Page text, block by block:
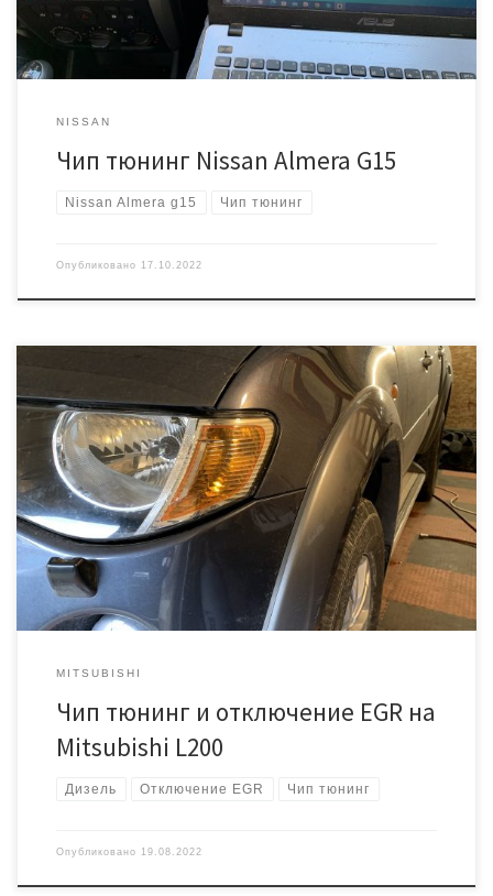
NISSAN
Чип тюнинг Nissan Almera G15
Nissan Almera g15 Чип тюнинг
Опубликовано 17.10.2022
Делаем идентификацию: Блок Denso SH7058 №1860A698
Калибровка 002713 Подготавливаем модифицированную
прошивку и записываем через диагностический разъем Затем
делаем диагностику и приступаем к заглушке системы
Рециркуляции Отработавших Газов Снимаем трубку и ставим
качественные заглушки из нержавейки И вторая
MITSUBISHI
Чип тюнинг и отключение EGR на
Mitsubishi L200
Дизель Отключение EGR Чип тюнинг
Опубликовано 19.08.2022